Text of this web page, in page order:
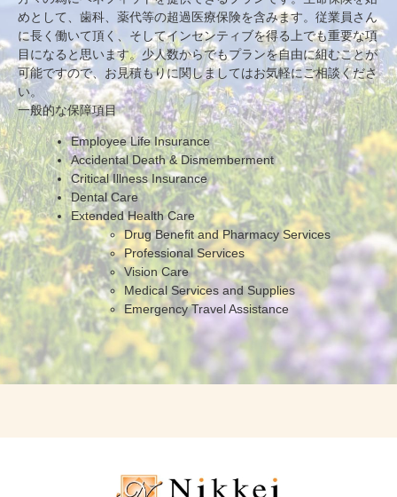
めとして、歯科、薬代等の超過医療保険を含みます。従業員さん
に長く働いて頂く、そしてインセンティブを得る上でも重要な項
目になると思います。少人数からでもプランを自由に組むことが
可能ですので、お見積もりに関しましてはお気軽にご相談くださ
い。
一般的な保障項目
Employee Life Insurance
Accidental Death & Dismemberment
Critical Illness Insurance
Dental Care
Extended Health Care
Drug Benefit and Pharmacy Services
Professional Services
Vision Care
Medical Services and Supplies
Emergency Travel Assistance